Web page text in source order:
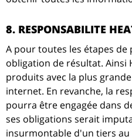
8. RESPONSABILITE
A pour toutes les étapes
obligation de résultat. Ainsi
produits avec la plus
internet. En revanche, la
pourra être engagée dans
ses obligations serait
insurmontable d'un tiers